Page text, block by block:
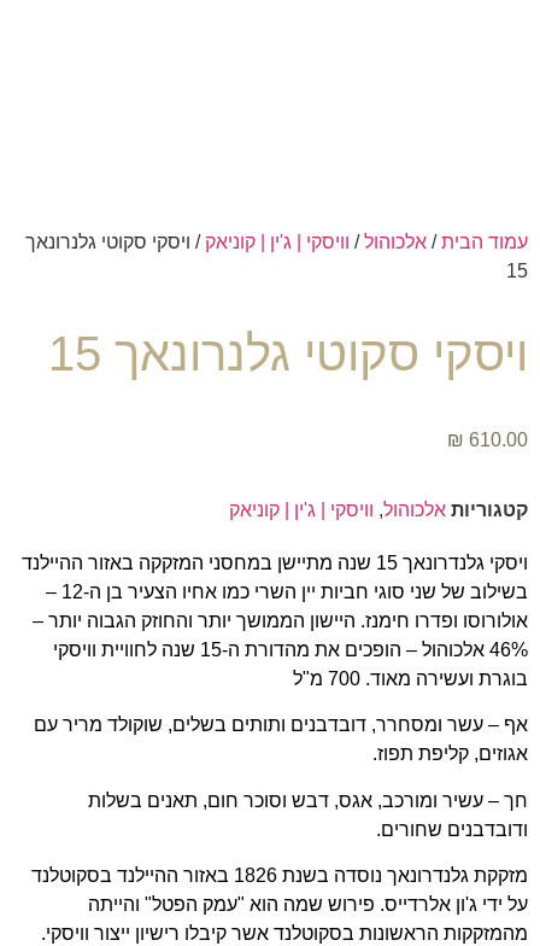
עמוד הבית/ אלכוהול/ וויסקי | ג'ין | קוניאק / ויסקי סקוטי גלנרונאך
15
ויסקי סקוטי גלנרונאך 15
₪ 610.00
קטגוריות אלכוהול, וויסקי | ג'ין | קוניאק
ויסקי גלנדרונאך 15 שנה מתיישן במחסני המזקקה באזור ההיילנד
בשילוב של שני סוגי חביות יין השרי כמו אחיו הצעיר בן ה-12 –
אולורוסו ופדרו חימנז. היישון הממושך יותר והחוזק הגבוה יותר –
46% אלכוהול – הופכים את מהדורת ה-15 שנה לחוויית וויסקי
בוגרת ועשירה מאוד. 700 מ"ל
אף – עשר ומסחרר, דובדבנים ותותים בשלים, שוקולד מריר עם
אגוזים, קליפת תפוז.
חך – עשיר ומורכב, אגס, דבש וסוכר חום, תאנים בשלות
ודובדבנים שחורים.
מזקקת גלנדרונאך נוסדה בשנת 1826 באזור ההיילנד בסקוטלנד
על ידי ג'ון אלרדייס. פירוש שמה הוא "עמק הפטל" והייתה
מהמזקקות הראשונות בסקוטלנד אשר קיבלו רישיון ייצור וויסקי.